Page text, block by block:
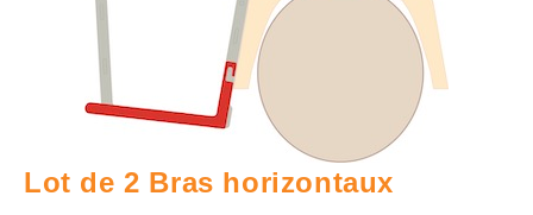
Lot de 2 Bras horizontaux